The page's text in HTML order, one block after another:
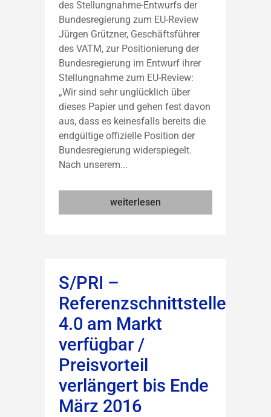
des Stellungnahme-Entwurfs der
Bundesregierung zum EU-Review
Jürgen Grützner, Geschäftsführer
des VATM, zur Positionierung der
Bundesregierung im Entwurf ihrer
Stellungnahme zum EU-Review:
„Wir sind sehr unglücklich über
dieses Papier und gehen fest davon
aus, dass es keinesfalls bereits die
endgültige offizielle Position der
Bundesregierung widerspiegelt.
Nach unserem...
weiterlesen
S/PRI –
Referenzschnittstelle
4.0 am Markt
verfügbar /
Preisvorteil
verlängert bis Ende
März 2016